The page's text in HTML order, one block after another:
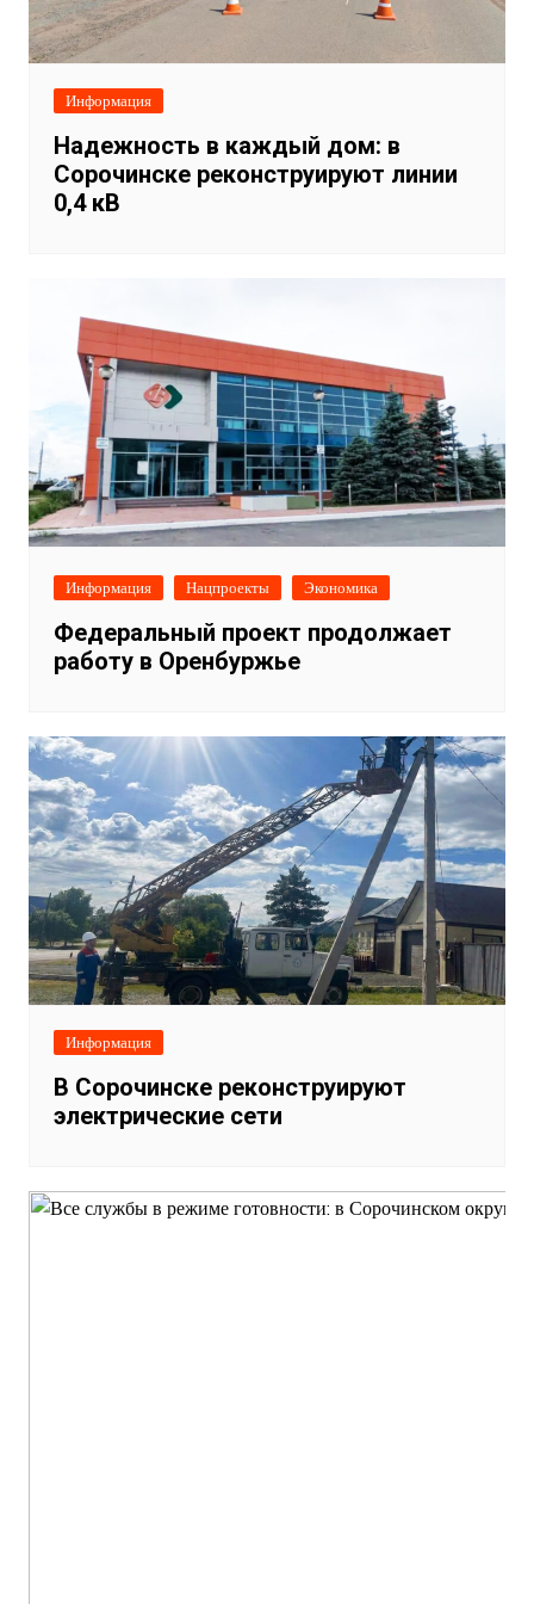
Информация
Надежность в каждый дом: в
Сорочинске реконструируют линии
0,4 кВ
Информация Нацпроекты Экономика
Федеральный проект продолжает
работу в Оренбуржье
Информация
В Сорочинске реконструируют
электрические сети